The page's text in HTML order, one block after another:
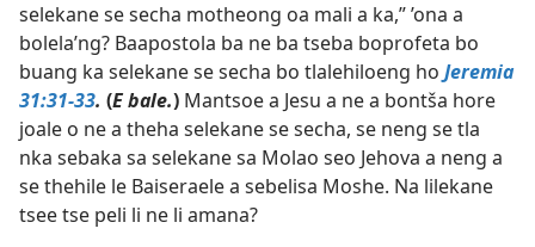
selekane se secha motheong oa mali a ka,” ’ona a
bolela’ng? Baapostola ba ne ba tseba boprofeta bo
buang ka selekane se secha bo tlalehiloeng ho Jeremia
31:31-33. (E bale.) Mantsoe a Jesu a ne a bontša hore
joale o ne a theha selekane se secha, se neng se tla
nka sebaka sa selekane sa Molao seo Jehova a neng a
se thehile le Baiseraele a sebelisa Moshe. Na lilekane
tsee tse peli li ne li amana?